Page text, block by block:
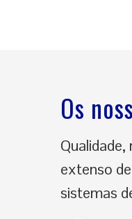
Os
extenso
sistemas